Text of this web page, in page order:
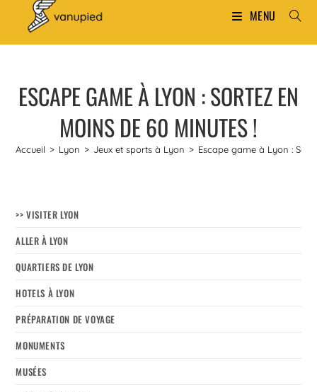
MENU
ESCAPE GAME À LYON : SORTEZ EN
MOINS DE 60 MINUTES !
Accueil > Lyon > Jeux et sports à Lyon > Escape game à Lyon :
>> VISITER LYON
ALLER À LYON
QUARTIERS DE LYON
HOTELS À LYON
PRÉPARATION DE VOYAGE
MONUMENTS
MUSÉES